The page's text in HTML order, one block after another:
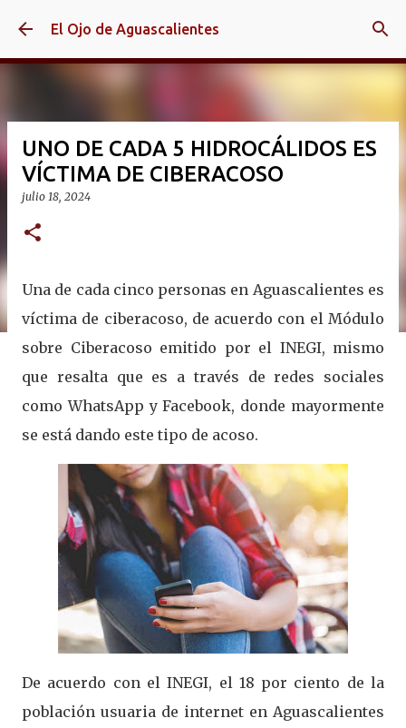
Ir al contenido principal
El Ojo de Aguascalientes
UNO DE CADA 5 HIDROCÁLIDOS ES
VÍCTIMA DE CIBERACOSO
julio 18, 2024
Una de cada cinco personas en Aguascalientes es
víctima de ciberacoso, de acuerdo con el Módulo
sobre Ciberacoso emitido por el INEGI, mismo
que resalta que es a través de redes sociales
como WhatsApp y Facebook, donde mayormente
se está dando este tipo de acoso.
De acuerdo con el INEGI, el 18 por ciento de la
población usuaria de internet en Aguascalientes